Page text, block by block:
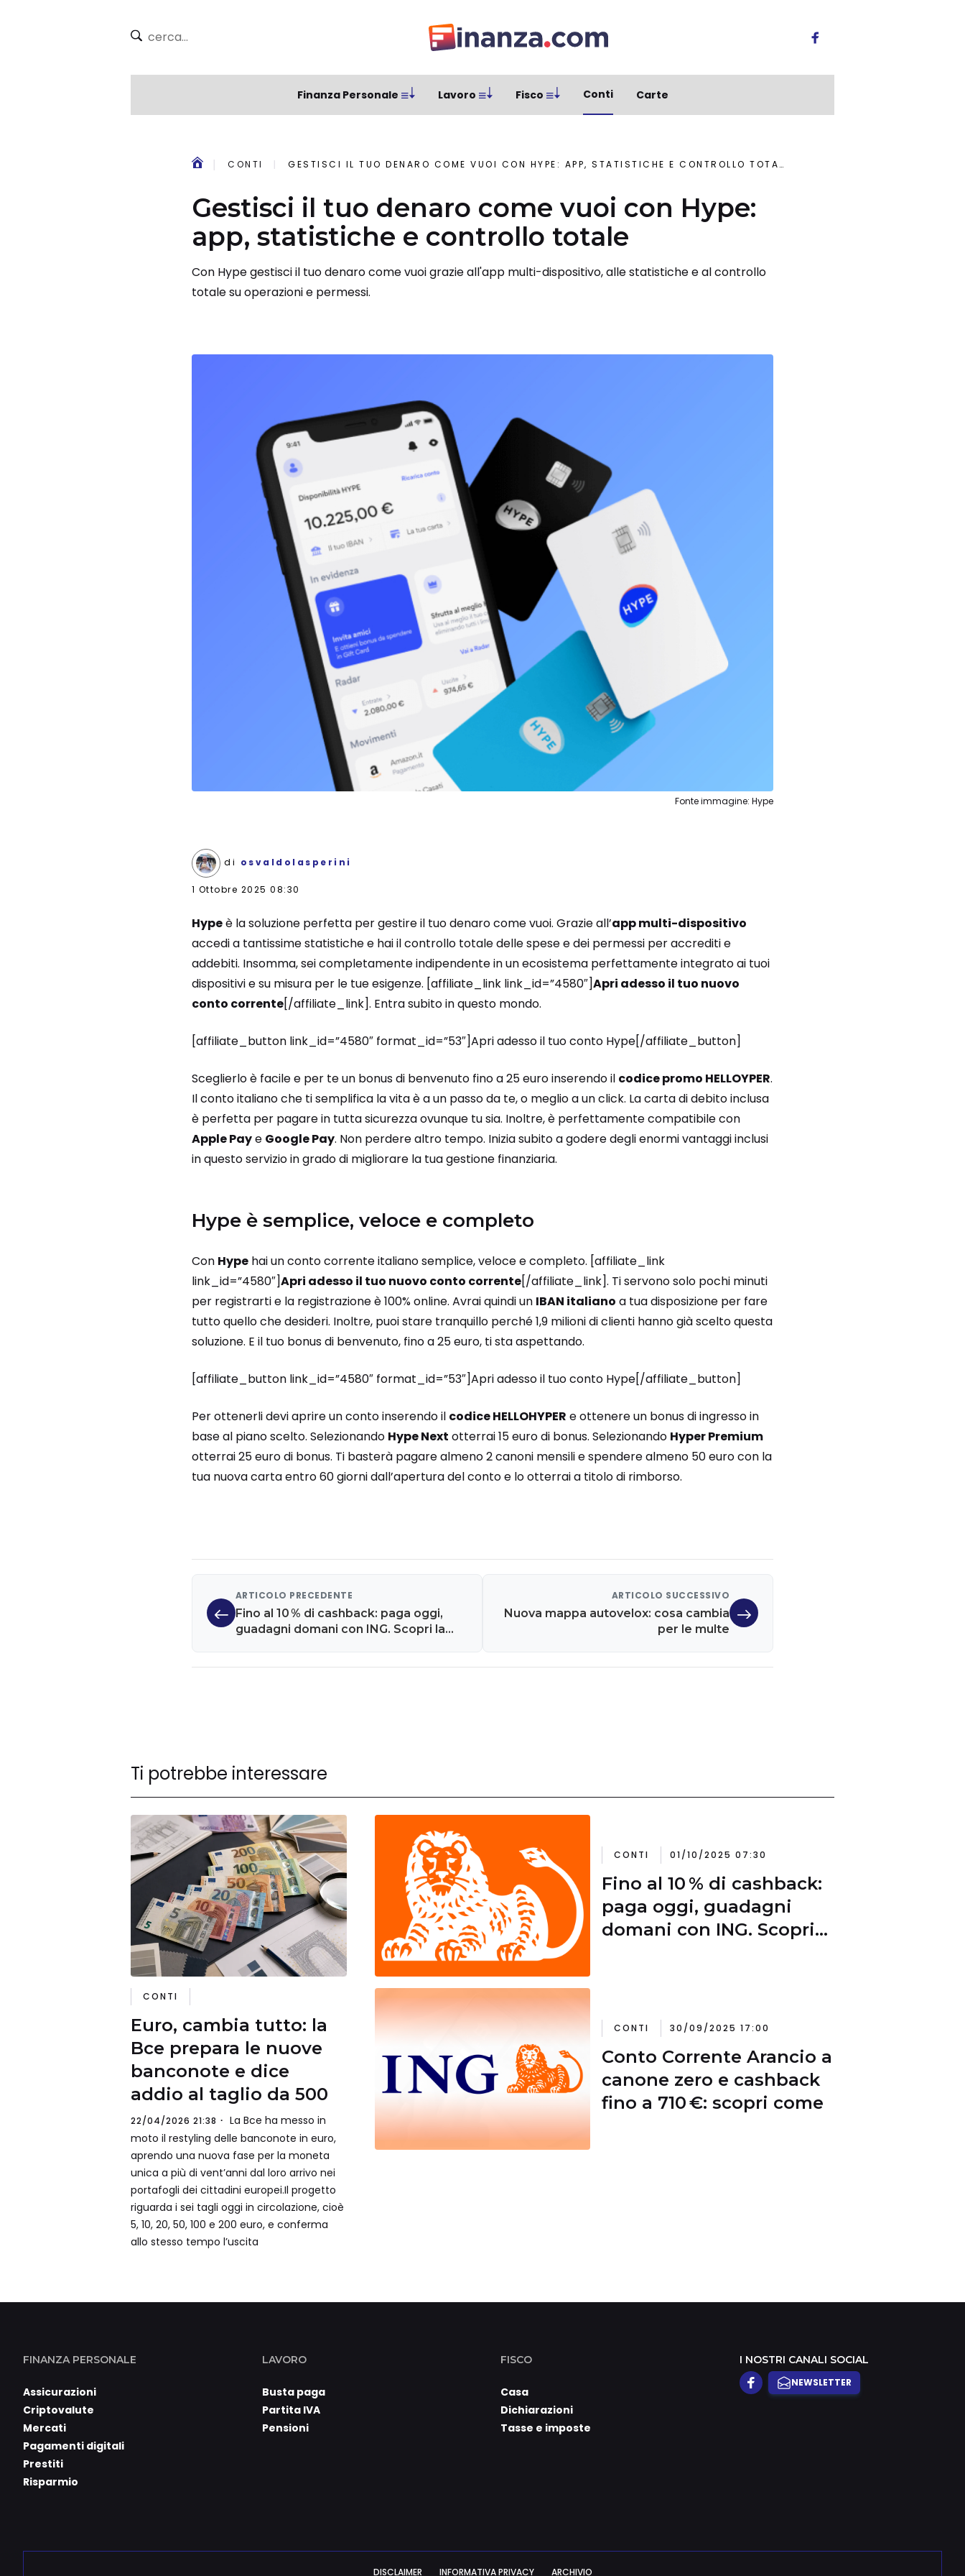
Finanza Personale Lavoro Fisco Conti Carte
CONTI GESTISCI IL TUO DENARO COME VUOI CON HYPE: APP, STATISTICHE E CONTROLLO TOTALE
Gestisci il tuo denaro come vuoi con Hype:
app, statistiche e controllo totale
Con Hype gestisci il tuo denaro come vuoi grazie all'app multi-dispositivo, alle statistiche e al controllo
totale su operazioni e permessi.
Fonte immagine: Hype
di osvaldolasperini
1 Ottobre 2025 08:30
Hypeè la soluzione perfetta per gestire il tuo denaro come vuoi. Grazie all’app multi-dispositivo
accedi a tantissime statistiche e hai il controllo totale delle spese e dei permessi per accrediti e
addebiti. Insomma, sei completamente indipendente in un ecosistema perfettamente integrato ai tuoi
dispositivi e su misura per le tue esigenze. [affiliate_link link_id=”4580″]Apri adesso il tuo nuovo
conto corrente[/affiliate_link]. Entra subito in questo mondo.
[affiliate_button link_id=”4580″ format_id=”53″]Apri adesso il tuo conto Hype[/affiliate_button]
Sceglierlo è facile e per te un bonus di benvenuto fino a 25 euro inserendo il codice promo HELLOYPER.
Il conto italiano che ti semplifica la vita è a un passo da te, o meglio a un click. La carta di debito inclusa
è perfetta per pagare in tutta sicurezza ovunque tu sia. Inoltre, è perfettamente compatibile con
Apple Paye Google Pay. Non perdere altro tempo. Inizia subito a godere degli enormi vantaggi inclusi
in questo servizio in grado di migliorare la tua gestione finanziaria.
Hype è semplice, veloce e completo
Con Hypehai un conto corrente italiano semplice, veloce e completo. [affiliate_link
link_id=”4580″]Apri adesso il tuo nuovo conto corrente[/affiliate_link]. Ti servono solo pochi minuti
per registrarti e la registrazione è 100% online. Avrai quindi un IBAN italiano a tua disposizione per fare
tutto quello che desideri. Inoltre, puoi stare tranquillo perché 1,9 milioni di clienti hanno già scelto questa
soluzione. E il tuo bonus di benvenuto, fino a 25 euro, ti sta aspettando.
[affiliate_button link_id=”4580″ format_id=”53″]Apri adesso il tuo conto Hype[/affiliate_button]
Per ottenerli devi aprire un conto inserendo il codice HELLOHYPER e ottenere un bonus di ingresso in
base al piano scelto. Selezionando Hype Next otterrai 15 euro di bonus. Selezionando Hyper Premium
otterrai 25 euro di bonus. Ti basterà pagare almeno 2 canoni mensili e spendere almeno 50 euro con la
tua nuova carta entro 60 giorni dall’apertura del conto e lo otterrai a titolo di rimborso.
ARTICOLO PRECEDENTE
Fino al 10 % di cashback: paga oggi,
guadagni domani con ING. Scopri la
ARTICOLO SUCCESSIVO
Nuova mappa autovelox: cosa cambia
per le multe
Ti potrebbe interessare
CONTI
Euro, cambia tutto: la
Bce prepara le nuove
banconote e dice
addio al taglio da 500
22/04/2026 21:38
La Bce ha messo in
moto il restyling delle banconote in euro,
aprendo una nuova fase per la moneta
unica a più di vent’anni dal loro arrivo nei
portafogli dei cittadini europei.Il progetto
riguarda i sei tagli oggi in circolazione, cioè
5, 10, 20, 50, 100 e 200 euro, e conferma
allo stesso tempo l’uscita
CONTI 01/10/2025 07:30
Fino al 10 % di cashback:
paga oggi, guadagni
domani con ING. Scopri
CONTI 30/09/2025 17:00
Conto Corrente Arancio a
canone zero e cashback
fino a 710 €: scopri come
FINANZA PERSONALE
Assicurazioni
Criptovalute
Mercati
Pagamenti digitali
Prestiti
Risparmio
LAVORO
Busta paga
Partita IVA
Pensioni
FISCO
Casa
Dichiarazioni
Tasse e imposte
I NOSTRI CANALI SOCIAL
NEWSLETTER
DISCLAIMER INFORMATIVA PRIVACY ARCHIVIO